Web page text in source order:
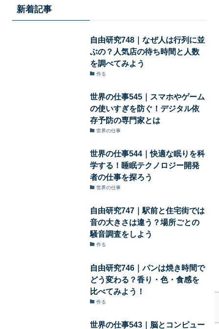
新着記事
自由研究748｜なぜ人は行列に並
ぶの？人気店の待ち時間と人数
を調べてみよう
作る
世界の仕事545｜スマホやゲーム
の使いすぎを防ぐ！デジタル依
存予防の専門家とは
世界の仕事
世界の仕事544｜快適な眠りを科
学する！睡眠テクノロジー開発
者の仕事を探ろう
世界の仕事
自由研究747｜駅前と住宅街では
音の大きさは違う？場所ごとの
騒音調査をしよう
作る
自由研究746｜パンは焼き時間で
どう変わる？香り・色・食感を
比べてみよう！
作る
世界の仕事543｜脳とコンピュー